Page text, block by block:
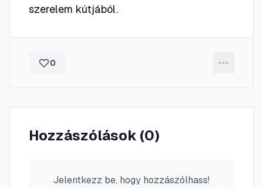
szerelem kútjából.
0
Hozzászólások (0)
Jelentkezz be, hogy hozzászólhass!